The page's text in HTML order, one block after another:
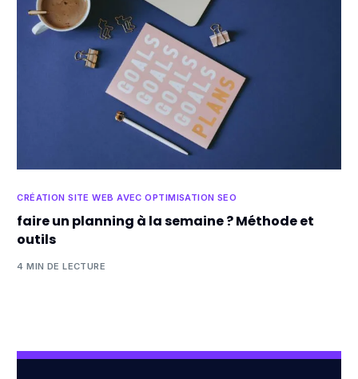
CRÉATION SITE WEB AVEC OPTIMISATION SEO
faire un planning à la semaine ? Méthode et
outils
4 MIN DE LECTURE